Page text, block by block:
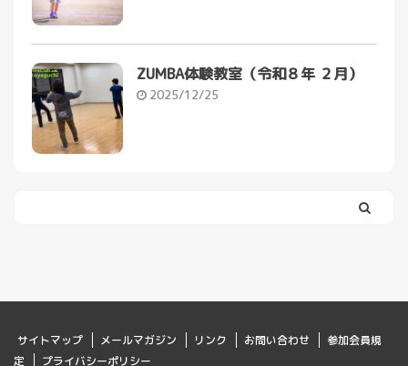
ZUMBA体験教室（令和８年 ２月）
2025/12/25
サイトマップ メールマガジン リンク お問い合わせ
参加会員規
定
プライバシーポリシー